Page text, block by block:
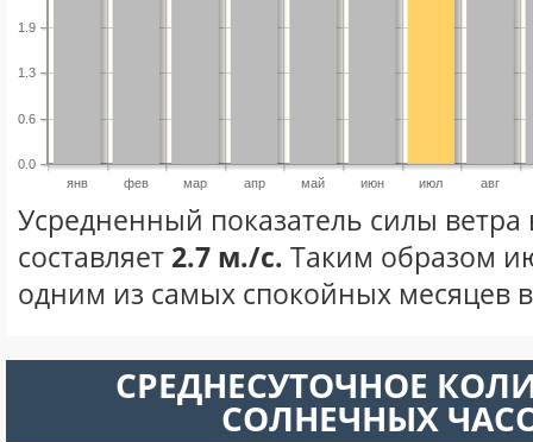
янв фев мар апр май июн июл авг
0.0
0.6
1.3
1.9
Усредненный показатель силы
составляет 2.7 м./с. Таким образом
одним из самых спокойных месяцев
СРЕДНЕСУТОЧНОЕ
СОЛНЕЧНЫХ